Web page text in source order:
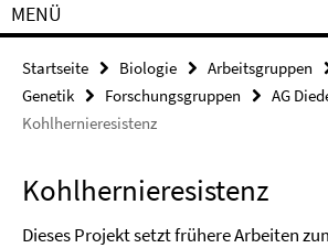
MENÜ
Startseite Biologie Arbeitsgruppen
Genetik
Forschungsgruppen
AG
Kohlhernieresistenz
Kohlhernieresistenz
Dieses Projekt setzt frühere Arbeiten